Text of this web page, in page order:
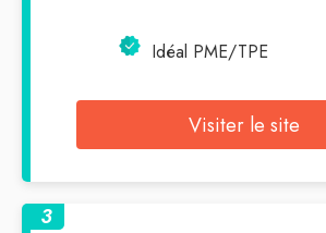
Idéal PME/TPE
Visiter le site
3